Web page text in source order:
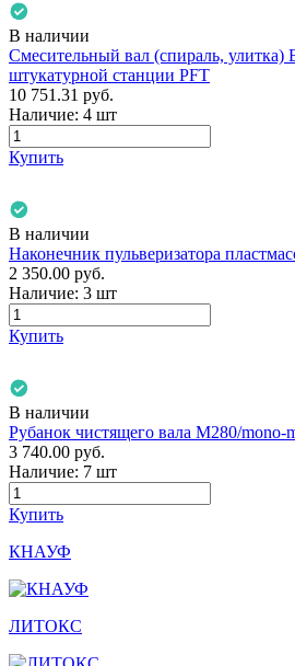
В наличии
Смесительный вал (спираль,
штукатурной станции PFT
10 751.31 руб.
Наличие: 4 шт
Купить
В наличии
Наконечник пульверизатора
2 350.00 руб.
Наличие: 3 шт
Купить
В наличии
Рубанок чистящего вала М280/mono-
3 740.00 руб.
Наличие: 7 шт
Купить
КНАУФ
ЛИТОКС